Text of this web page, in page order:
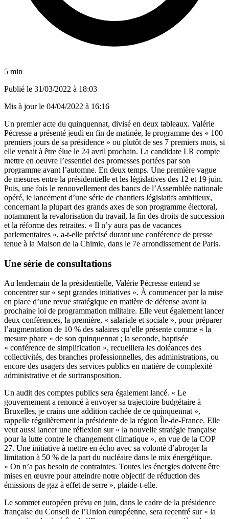
5 min
Publié le 31/03/2022 à 18:03
Mis à jour le 04/04/2022 à 16:16
Un premier acte du quinquennat, divisé en deux tableaux. Valérie
Pécresse a présenté jeudi en fin de matinée, le programme des « 100
premiers jours de sa présidence » ou plutôt de ses 7 premiers mois, si
elle venait à être élue le 24 avril prochain. La candidate LR compte
mettre en oeuvre l’essentiel des promesses portées par son
programme avant l’automne. En deux temps. Une première vague
de mesures entre la présidentielle et les législatives des 12 et 19 juin.
Puis, une fois le renouvellement des bancs de l’Assemblée nationale
opéré, le lancement d’une série de chantiers législatifs ambitieux,
concernant la plupart des grands axes de son programme électoral,
notamment la revalorisation du travail, la fin des droits de succession
et la réforme des retraites. « Il n’y aura pas de vacances
parlementaires », a-t-elle précisé durant une conférence de presse
tenue à la Maison de la Chimie, dans le 7e arrondissement de Paris.
Une série de consultations
Au lendemain de la présidentielle, Valérie Pécresse entend se
concentrer sur « sept grandes initiatives ». À commencer par la mise
en place d’une revue stratégique en matière de défense avant la
prochaine loi de programmation militaire. Elle veut également lancer
deux conférences, la première, « salariale et sociale », pour préparer
l’augmentation de 10 % des salaires qu’elle présente comme « la
mesure phare » de son quinquennat ; la seconde, baptisée
« conférence de simplification », recueillera les doléances des
collectivités, des branches professionnelles, des administrations, ou
encore des usagers des services publics en matière de complexité
administrative et de surtransposition.
Un audit des comptes publics sera également lancé. « Le
gouvernement a renoncé à envoyer sa trajectoire budgétaire à
Bruxelles, je crains une addition cachée de ce quinquennat »,
rappelle régulièrement la présidente de la région Île-de-France. Elle
veut aussi lancer une réflexion sur « la nouvelle stratégie française
pour la lutte contre le changement climatique », en vue de la COP
27. Une initiative à mettre en écho avec sa volonté d’abroger la
limitation à 50 % de la part du nucléaire dans le mix énergétique.
« On n’a pas besoin de contraintes. Toutes les énergies doivent être
mises en œuvre pour atteindre notre objectif de réduction des
émissions de gaz à effet de serre », plaide-t-elle.
Le sommet européen prévu en juin, dans le cadre de la présidence
française du Conseil de l’Union européenne, sera recentré sur « la